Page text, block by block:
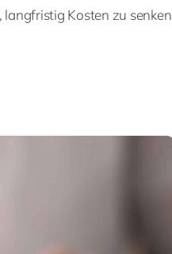
langfristig Kosten zu senken